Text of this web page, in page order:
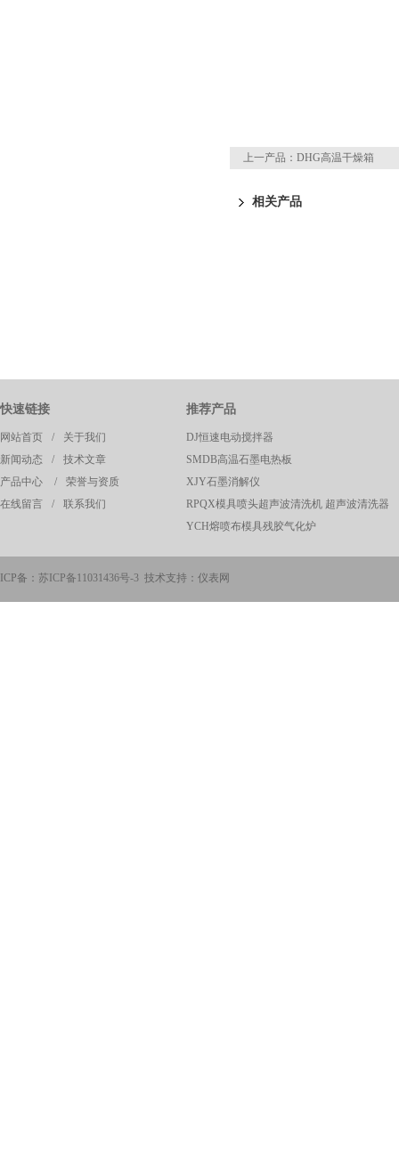
上一产品： DHG高温干燥箱
相关产品
快速链接
网站首页 /
关于我们
新闻动态
/
技术文章
产品中心
/
荣誉与资质
在线留言
/ 联系我们
推荐产品
DJ恒速电动搅拌器
SMDB高温石墨电热板
XJY石墨消解仪
RPQX模具喷头超声波清洗机 超声波清洗器
YCH熔喷布模具残胶气化炉
ICP备： 苏ICP备11031436号-3 技术支持：仪表网